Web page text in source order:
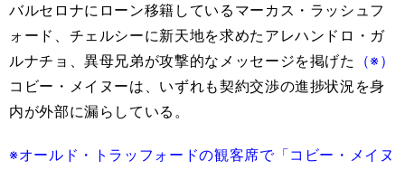
バルセロナにローン移籍しているマーカス・ラッシュフ
ォード、チェルシーに新天地を求めたアレハンドロ・ガ
ルナチョ、異母兄弟が攻撃的なメッセージを掲げた
（※）
コビー・メイヌーは、いずれも契約交渉の進捗状況を身
内が外部に漏らしている。
※オールド・トラッフォードの観客席で「コビー・メイヌ